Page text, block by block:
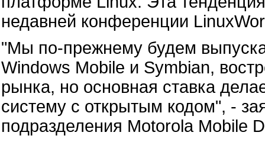
недавней конференции
"Мы по-прежнему будем
Windows Mobile и Symbian,
рынка, но основная ставка
систему с открытым кодом", -
подразделения Motorola Mobile